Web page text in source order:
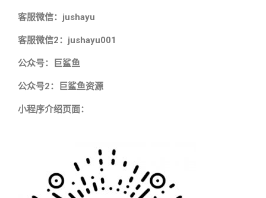
客服微信：jushayu
客服微信2：jushayu001
公众号：巨鲨鱼
公众号2：巨鲨鱼资源
小程序介绍页面：